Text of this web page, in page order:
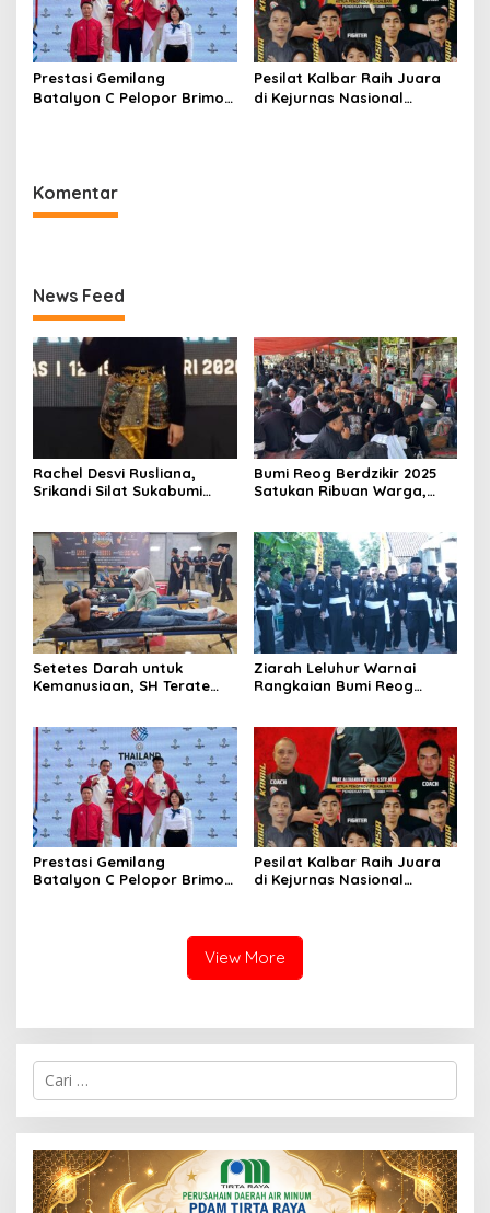
Prestasi Gemilang
Batalyon C Pelopor Brimob
Pesilat Kalbar Raih Juara
di Kejurnas Nasional
Komentar
News Feed
Rachel Desvi Rusliana,
Srikandi Silat Sukabumi
Pangdam III Siliwangi
Bumi Reog Berdzikir 2025
Satukan Ribuan Warga,
Setetes Darah untuk
Kemanusiaan, SH Terate
Darah
Ziarah Leluhur Warnai
Rangkaian Bumi Reog
Prestasi Gemilang
Batalyon C Pelopor Brimob
Pesilat Kalbar Raih Juara
di Kejurnas Nasional
View More
C
i
u
n
t
u